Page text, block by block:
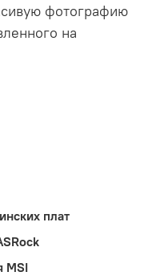
фотографию
на
плат
MSI